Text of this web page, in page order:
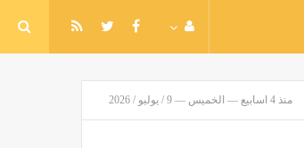
منذ 4 اسابيع — الخميس — 9 / يوليو / 2026